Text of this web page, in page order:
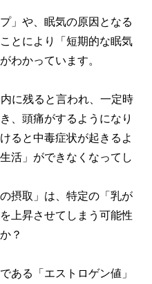
」や、眠気の原因となる
とにより「短期的な眠気
わかっています。
に残ると言われ、一定時
、頭痛がするようになり
ると中毒症状が起きるよ
活」ができなくなってし
摂取」は、特定の「乳が
上昇させてしまう可能性
？
ある「エストロゲン値」